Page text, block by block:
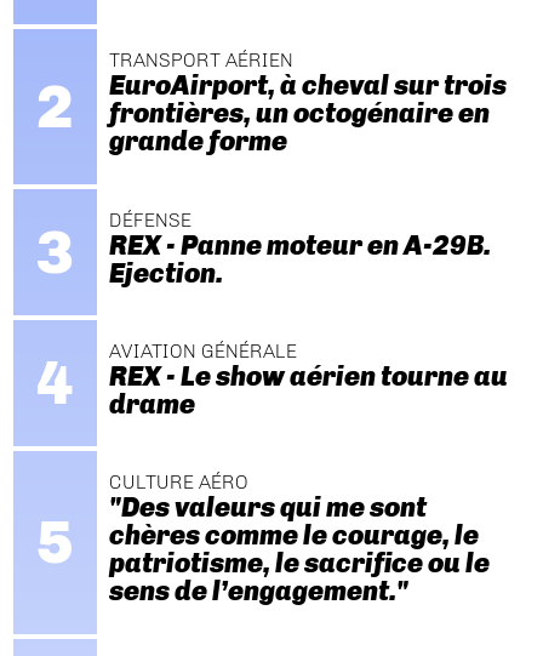
TRANSPORT AÉRIEN
EuroAirport, à cheval sur trois
frontières, un octogénaire en
grande forme
DÉFENSE
REX - Panne moteur en A-29B.
Ejection.
AVIATION GÉNÉRALE
REX - Le show aérien tourne au
drame
CULTURE AÉRO
"Des valeurs qui me sont
chères comme le courage, le
patriotisme, le sacrifice ou le
sens de l’engagement."